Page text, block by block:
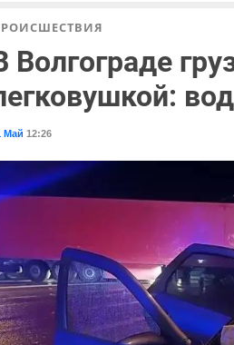
Волгограде
Май 12:26